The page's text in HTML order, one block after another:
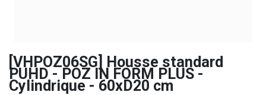
[VHPOZ06SG] Housse standard
PUHD - POZ IN FORM PLUS -
Cylindrique - 60xD20 cm